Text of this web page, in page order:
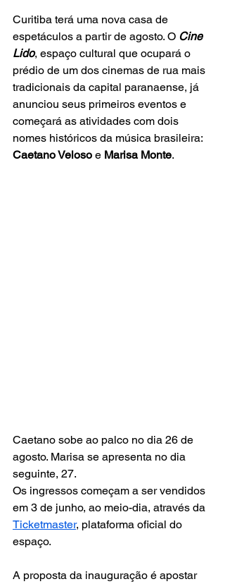
Curitiba terá uma nova casa de
espetáculos a partir de agosto. O Cine
Lido, espaço cultural que ocupará o
prédio de um dos cinemas de rua mais
tradicionais da capital paranaense, já
anunciou seus primeiros eventos e
começará as atividades com dois
nomes históricos da música brasileira:
Caetano Veloso e Marisa Monte.
Caetano sobe ao palco no dia 26 de
agosto. Marisa se apresenta no dia
seguinte, 27.
Os ingressos começam a ser vendidos
em 3 de junho, ao meio-dia, através da
Ticketmaster, plataforma oficial do
espaço.
A proposta da inauguração é apostar